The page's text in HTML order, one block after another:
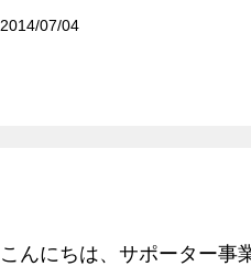
2014/07/04
こんにちは、サポーター事